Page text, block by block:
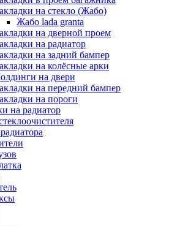
на стекло (Жабо)
Жабо lada granta
на дверной проем
на радиатор
на задний бампер
на колёсные арки
на двери
на передний бампер
на пороги
на радиатор